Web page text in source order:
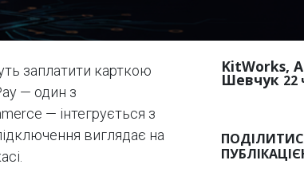
заплатити карткою
— один з
— інтегрується з
виглядає на
KitWorks,
Шевчук 22